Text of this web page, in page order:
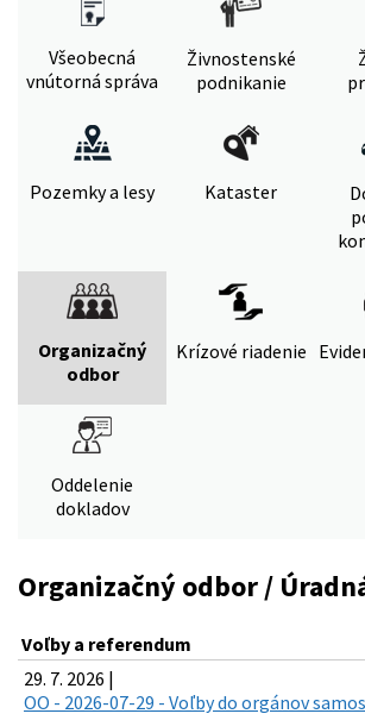
Všeobecná
vnútorná správa
Živnostenské
podnikanie
Pozemky a lesy Kataster
Organizačný
odbor
Krízové riadenie
Oddelenie
dokladov
Organizačný odbor /
Voľby a referendum
29. 7. 2026 |
OO - 2026-07-29 - Voľby do orgánov